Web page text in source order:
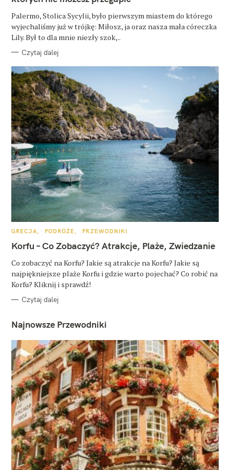
Palermo, Stolica Sycylii, było pierwszym miastem do którego
wyjechaliśmy już w trójkę: Miłosz, ja oraz nasza mała córeczka
Lily. Był to dla mnie niezły szok,..
Czytaj dalej
K
T
E
O
R
I
GRECJA PODRÓŻE PRZEWODNIKI
Korfu – Co Zobaczyć? Atrakcje, Plaże, Zwiedzanie
Co zobaczyć na Korfu? Jakie są atrakcje na Korfu? Jakie są
najpiękniejsze plaże Korfu i gdzie warto pojechać? Co robić na
Korfu? Kliknij i sprawdź!
Czytaj dalej
Najnowsze Przewodniki